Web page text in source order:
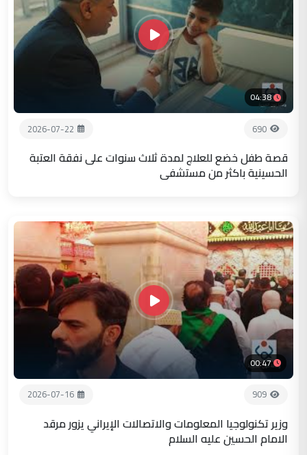
04:38
690
2026-07-22
قصة طفل خضع للعلاج لمدة ثلاث سنوات على نفقة العتبة
الحسينية باكثر من مستشفى
00:47
909
2026-07-16
وزير تكنولوجيا المعلومات والاتصالات الإيراني يزور مرقد
الامام الحسين عليه السلام